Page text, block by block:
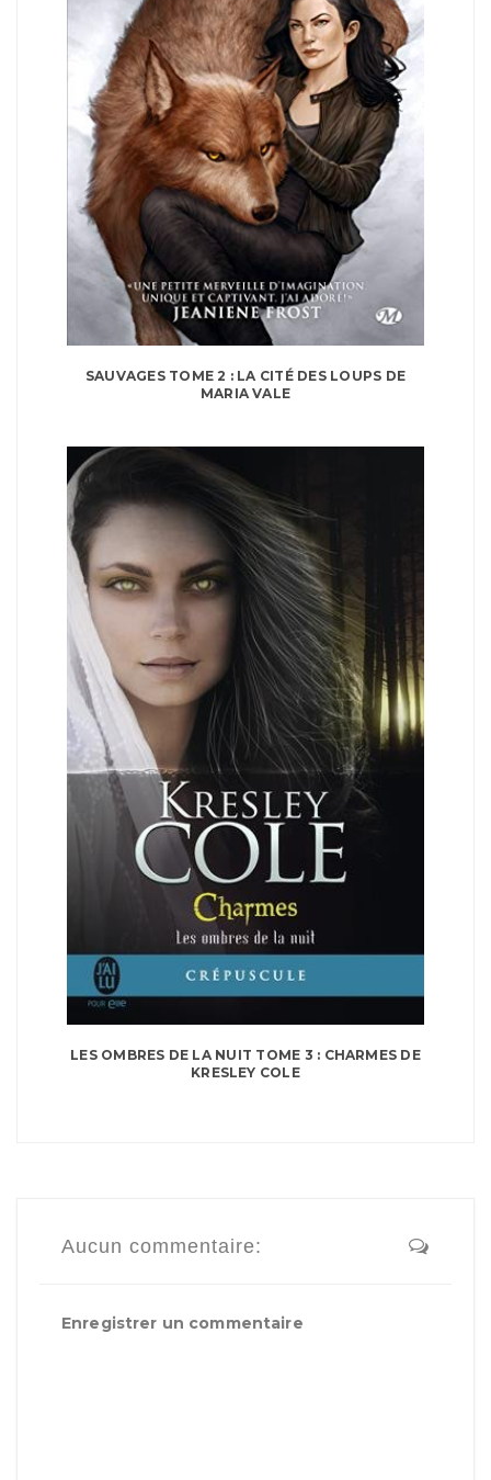
SAUVAGES TOME 2 : LA CITÉ DES LOUPS DE
MARIA VALE
LES OMBRES DE LA NUIT TOME 3 : CHARMES DE
KRESLEY COLE
Aucun commentaire:
Enregistrer un commentaire